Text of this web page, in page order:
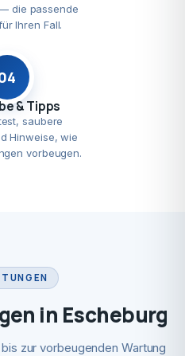
die passende
Ihren Fall.
& Tipps
saubere
Hinweise, wie
vorbeugen.
in Escheburg
zur vorbeugenden Wartung